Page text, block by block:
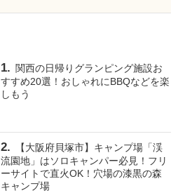
関西の日帰りグランピング施設お
すすめ20選！おしゃれにBBQなどを楽
しもう
【大阪府貝塚市】キャンプ場「渓
流園地」はソロキャンパー必見！フリ
ーサイトで直火OK！穴場の漆黒の森
キャンプ場